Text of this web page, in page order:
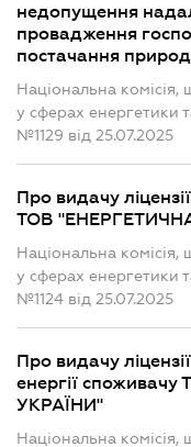
недопущення
провадження
постачання
Національна
у сферах енергетики
№1129 від 25.07.2025
Про видачу
ТОВ
Національна
у сферах енергетики
№1124 від 25.07.2025
Про видачу
енергії
УКРАЇНИ"
Національна